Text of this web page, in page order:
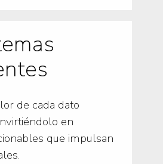
de cada dato
en
que impulsan